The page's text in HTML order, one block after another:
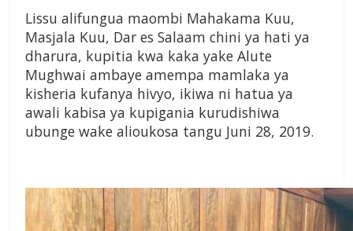
Lissu alifungua maombi Mahakama Kuu,
Masjala Kuu, Dar es Salaam chini ya hati ya
dharura, kupitia kwa kaka yake Alute
Mughwai ambaye amempa mamlaka ya
kisheria kufanya hivyo, ikiwa ni hatua ya
awali kabisa ya kupigania kurudishiwa
ubunge wake alioukosa tangu Juni 28, 2019.